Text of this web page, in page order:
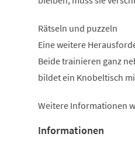
Rätseln und puzzeln
Eine weitere
Beide trainieren ganz
bildet ein Knobeltisch
Weitere Informationen
Informationen